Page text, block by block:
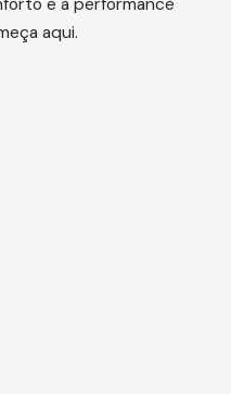
aqui.